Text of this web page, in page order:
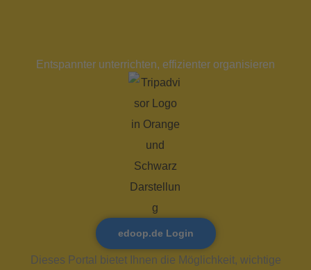
Entspannter unterrichten, effizienter organisieren
edoop.de Login
Dieses Portal bietet Ihnen die Möglichkeit, wichtige